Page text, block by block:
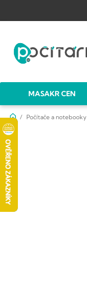
obsah
MASAKR CEN
DomůPočítače a notebooky
P
o
s
t
r
a